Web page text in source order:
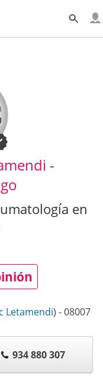
-
en
Letamendi) -08007
934 880 307